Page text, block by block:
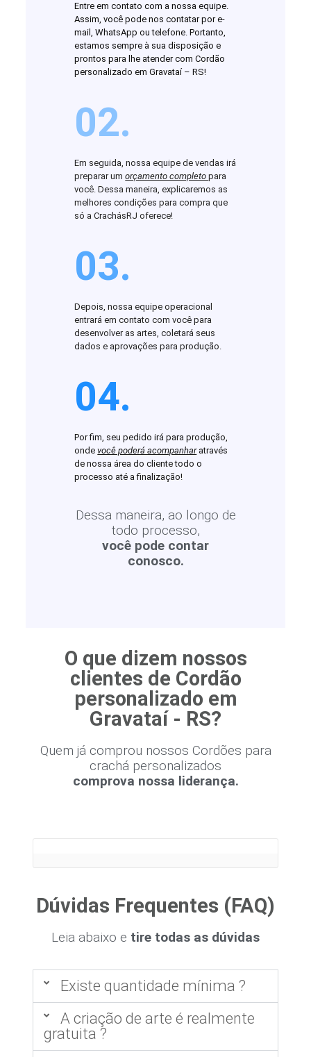
Entre em contato com a nossa equipe.
Assim, você pode nos contatar por e-
mail, WhatsApp ou telefone. Portanto,
estamos sempre à sua disposição e
prontos para lhe atender com Cordão
personalizado em Gravataí – RS!
02.
Em seguida, nossa equipe de vendas irá
preparar umorçamento completopara
você. Dessa maneira, explicaremos as
melhores condições para compra que
só a CrachásRJ oferece!
03.
Depois, nossa equipe operacional
entrará em contato com você para
desenvolver as artes, coletará seus
dados e aprovações para produção.
04.
Por fim, seu pedido irá para produção,
ondevocê poderá acompanharatravés
de nossa área do cliente todo o
processo até a finalização!
Dessa maneira, ao longo de
todo processo,
você pode contar
conosco.
O que dizem nossos
clientes de Cordão
personalizado em
Gravataí - RS?
Quem já comprou nossos Cordões para
crachá personalizados
comprova nossa liderança.
Dúvidas Frequentes (FAQ)
Leia abaixo e tire todas as dúvidas
Existe quantidade mínima ?
A criação de arte é realmente
gratuita ?